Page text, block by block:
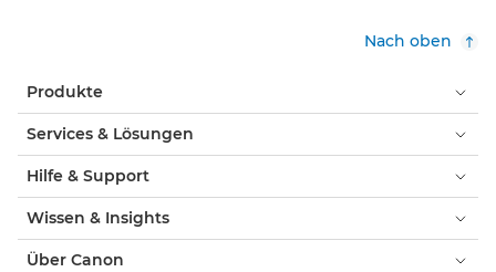
Nach oben
Produkte
Services & Lösungen
Hilfe & Support
Wissen & Insights
Über Canon